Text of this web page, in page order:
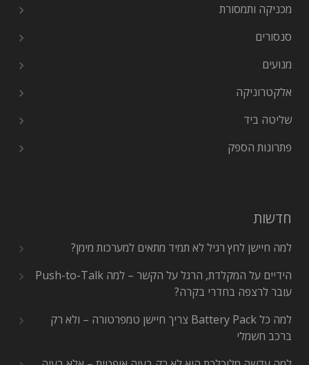
מכניקה ותמסורת
סנסורים
מנועים
אלקטרוניקה
שליטה ביד
פתרונות הספק
חדשות
למה חיישן לחץ רגיל לא תמיד מתאים למערכות מימן?
הידיים על המקלדת, הרגל על הקשר – למה Push-to-Talk
עובר לרצפה בחדרי בקרה?
למה כל Battery Pack צריך חיישן טמפרטורה – ולא רק
ברכב חשמלי